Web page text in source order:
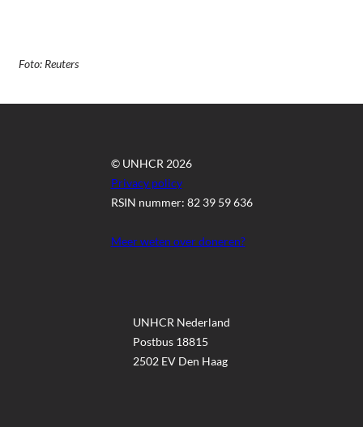
Foto: Reuters
© UNHCR 2026
Privacy policy
RSIN nummer: 82 39 59 636
Meer weten over doneren?
UNHCR Nederland
Postbus 18815
2502 EV Den Haag